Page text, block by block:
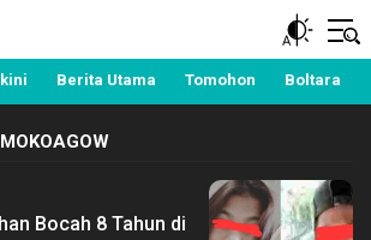
Utara, Kawanua, Politik,
Kriminal dan Nasional
Berita Utama Tomohon Boltara
Bocah 8 Tahun di